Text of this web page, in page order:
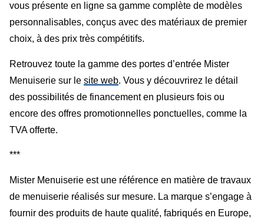
vous présente en ligne sa gamme complète de modèles
personnalisables, conçus avec des matériaux de premier
choix, à des prix très compétitifs.
Retrouvez toute la gamme des portes d’entrée Mister
Menuiserie sur le site web. Vous y découvrirez le détail
des possibilités de financement en plusieurs fois ou
encore des offres promotionnelles ponctuelles, comme la
TVA offerte.
***
Mister Menuiserie est une référence en matière de travaux
de menuiserie réalisés sur mesure. La marque s’engage à
fournir des produits de haute qualité, fabriqués en Europe,